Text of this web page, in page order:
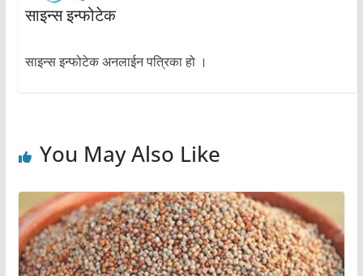
साइन्स इन्फोटेक
साइन्स इन्फोटेक अनलाईन पत्रिका हो ।
You May Also Like